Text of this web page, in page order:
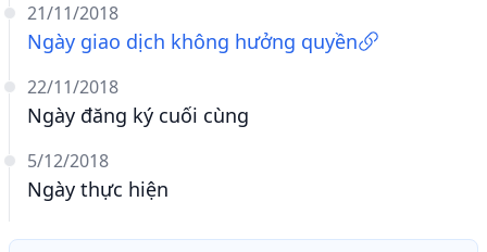
21/11/2018
Ngày giao dịch không hưởng quyền
22/11/2018
Ngày đăng ký cuối cùng
5/12/2018
Ngày thực hiện